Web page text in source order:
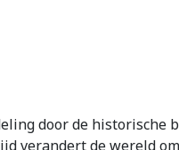
door de
de wereld